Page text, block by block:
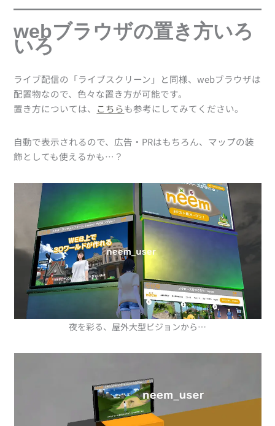
webブラウザの置き方いろ
いろ
ライブ配信の「ライブスクリーン」と同様、webブラウザは
配置物なので、色々な置き方が可能です。
置き方については、 こちらも参考にしてみてください。
自動で表示されるので、広告・PRはもちろん、マップの装
飾としても使えるかも…？
夜を彩る、屋外大型ビジョンから…